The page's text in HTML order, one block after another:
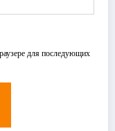
для последующих